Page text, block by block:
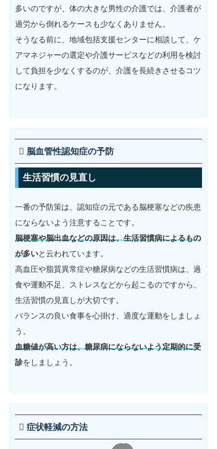
多いのですが、体の大きな男性の介護では、介護者が
過労から倒れるケースも少なくありません。
そうなる前に、地域包括支援センターに相談して、ケ
アマネジャーの選定や介護サービスなどの利用を検討
して負担を少なくするのが、介護を長続きさせるコツ
になります。
脳血管性認知症の予防
生活習慣の見直し
一番の予防策は、認知症の元である脳梗塞などの疾患
にならないよう注意することです。
脳梗塞や脳出血などの原因は、生活習慣病によるもの
が多いと云われています。
高血圧や脂質異常症や糖尿病などの生活習慣病は、過
食や運動不足、ストレスなどから起こるのですから、
生活習慣の見直しが大切です。
バランスの良い食事を心掛け、適度な運動をしましょ
う。
血糖値が高い方は、糖尿病にならないよう定期的に受
診をしましょう。
症状軽減の方法